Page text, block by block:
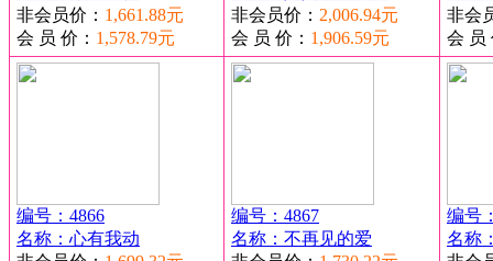
非会员价： 1,661.88元
会 员 价： 1,578.79元
非会员价： 2,006.94元
会 员 价： 1,906.59元
非会
会 员
编号：4866
名称：心有我动
编号：4867
名称：不再见的爱
编号
名称